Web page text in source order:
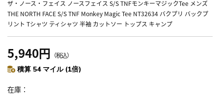
ザ・ノース・フェイス ノースフェイス S/S TNFモンキーマジックTee メンズ
THE NORTH FACE S/S TNF Monkey Magic Tee NT32634 バクプリ バックプ
リント Tシャツ ティシャツ 半袖 カットソー トップス キャンプ
5,940円 （税込）
積算 54 マイル (1倍)
在庫